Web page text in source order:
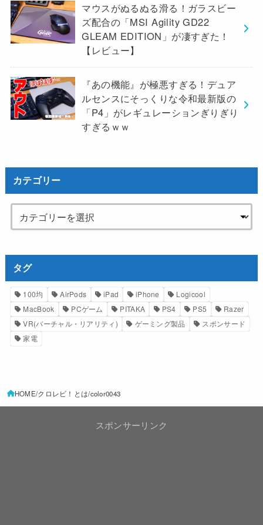
マウスがぬるぬる滑る！ガラスビー
ズ配合の「MSI Agility GD22
GLEAM EDITION」が凄すぎた！
【レビュー】
『あの機能』が極悪すぎる！デュア
ルセンスにそっくりな令和最新版の
「P4」がレギュレーションぎりぎり
すぎるｗｗ
カテゴリー
タグ
100均 AirPods iPad iPhone
Logicool
MacBook
PCゲーム PITAKA PS4 PS5
Razer
VR(バーチャル・リアリティ)
ゲーミング製品
スポンサード
家電
HOME クロレビ！とは color0043
スポンサーリンク